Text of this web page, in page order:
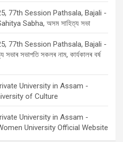
77th Session Pathsala, Bajali -
Sabha, অসম সাহিত্য সভা
77th Session Pathsala, Bajali -
সভাৰ সভাপতি সকলৰ নাম, কাৰ্যকালৰ বৰ্ষ
University in Assam -
of Culture
University in Assam -
University Official Website